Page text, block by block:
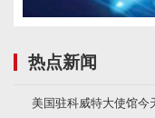
热点新闻
美国驻科威特大使馆今